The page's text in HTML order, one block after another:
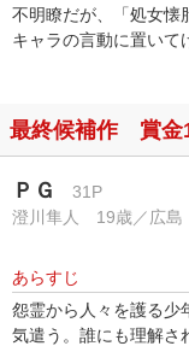
不明瞭だが、「処女懐
キャラの言動に置いて
最終候補作 賞金
ＰＧ
31P
澄川隼人 19歳／広島
あらすじ
怨霊から人々を護る少
気遣う。誰にも理解さ